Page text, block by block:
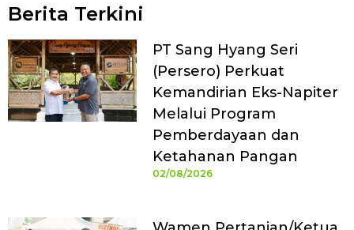
Berita Terkini
PT Sang Hyang Seri
(Persero) Perkuat
Kemandirian Eks-Napiter
Melalui Program
Pemberdayaan dan
Ketahanan Pangan
02/08/2026